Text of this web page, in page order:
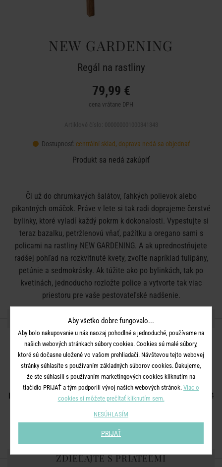
NEW GARDENING
Regál na rastliny
79,99 €
cena vrátane DPH
Dostupnosť: centrální sklad, doprava nedá sa objednať
Produkt sa nedá zakúpiť
Či už do chrumkavých šalátov, ľahkých polievok alebo
pikantných omáčok. Práve v lete si tak radi doprajeme čerstvé
bylinky, ktoré vyladí každý pokrm k dokonalosti. Vypestujte si
teraz bazalku, petržlenovú vňať, pažítku a oregano sami s
policami na rastliny NEW GARDENING. A ak uprednostňujete
radšej pohľad na rozkvitnuté kvety, zvoľte napríklad tulipány,
petúnie a sedmokrásky. Ak túžite ako po bylinkách, tak po
kvetinách, jednoducho rozložte police a vytvorte tak viac
priestoru pre vaše pestovateľské nadšenie.
DETAILY PRODUKTU
produkt dodávaný rozmontovaný s návodom na montáž
pokyny pre údržbu: chráňte pred dlhodobou vlhkosťou, čistite
vlhkou handričkou a v prípade potreby umyte jemnou mydlovou
vodou, potom povrch utrite čistou handričkou
Rozmery:
Š 61 x H 45 x V 60 cm, podstavec: 20 cm, police I: V 24
cm, police II: V 44 cm, zložené: H 24 cm
Materiál:FSC-certifikované agátové drevo
ZDIEĽAJTE S PRIATEĽMI
Aby všetko dobre fungovalo...
Aby bolo nakupovanie u nás naozaj pohodlné a jednoduché, používame na
našich webových stránkach súbory cookies. Cookies sú malé súbory,
ktoré sú dočasne uložené vo vašom prehliadači. Návštevou tejto webovej
stránky súhlasíte s používaním základných súborov cookies. Ďakujeme,
že ste súhlasili s používaním marketingových cookies kliknutím na
tlačidlo PRIJAŤ a tým podporili vývoj našich webových stránok. Viac o
cookies si môžete prečítať kliknutím sem.
NESÚHLASÍM
PRIJAŤ